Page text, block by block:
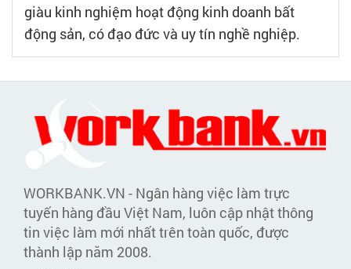
giàu kinh nghiệm hoạt động kinh doanh bất
động sản, có đạo đức và uy tín nghề nghiệp.
WORKBANK.VN - Ngân hàng việc làm trực
tuyến hàng đầu Việt Nam, luôn cập nhật thông
tin việc làm mới nhất trên toàn quốc, được
thành lập năm 2008.